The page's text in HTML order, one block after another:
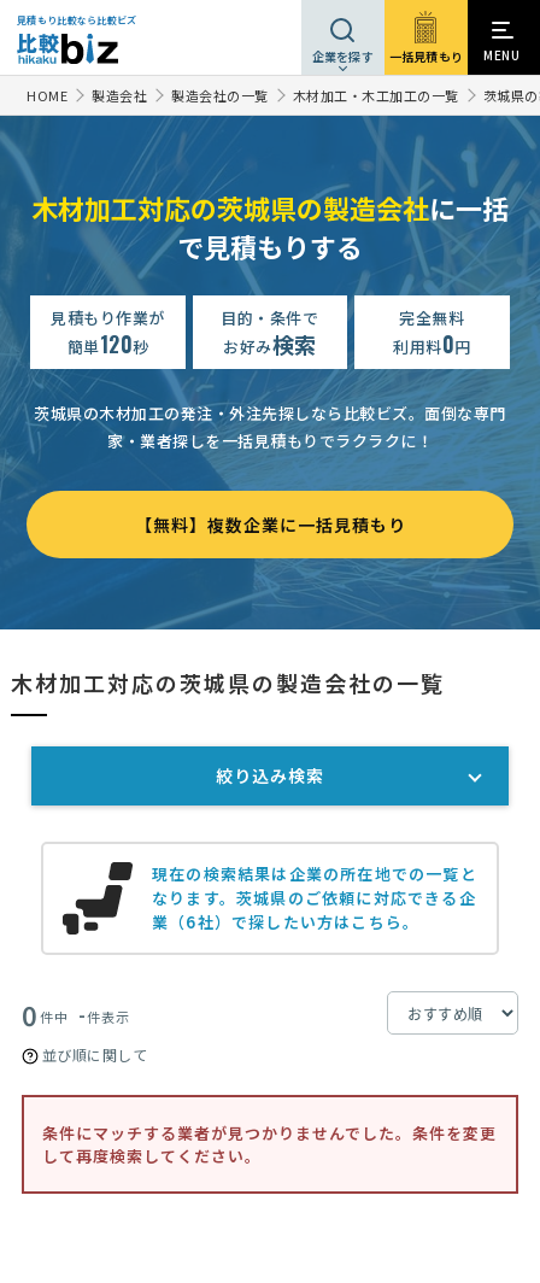
見積もり比較なら比較ビズ
企業を探す 一括見積もり MENU
HOME 製造会社 製造会社の一覧 木材加工・木工加工の一覧 茨城県
木材加工対応の茨城県の製造会社に一括
で見積もりする
見積もり作業が
簡単120秒
目的・条件で
お好み検索
完全無料
利用料0円
茨城県の木材加工の発注・外注先探しなら比較ビズ。 面倒な専門
家・業者探しを一括見積もりでラクラクに！
【無料】複数企業に一括見積もり
木材加工対応の茨城県の製造会社の一覧
現在の検索結果は企業の所在地での一覧と
なります。茨城県のご依頼に対応できる企
業（6社）で探したい方はこちら。
0件中 -件表示
並び順に関して
条件にマッチする業者が見つかりませんでした。条件を変更
して再度検索してください。
絞り込み検索